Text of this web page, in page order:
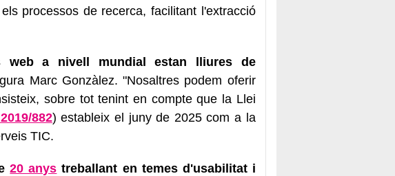
processos de recerca, facilitant l'extracció
web a nivell mundial estan lliures de
Marc Gonzàlez. "Nosaltres podem oferir
sobre tot tenint en compte que la Llei
882) estableix el juny de 2025 com a la
TIC.
20 anys treballant en temes d'usabilitat i